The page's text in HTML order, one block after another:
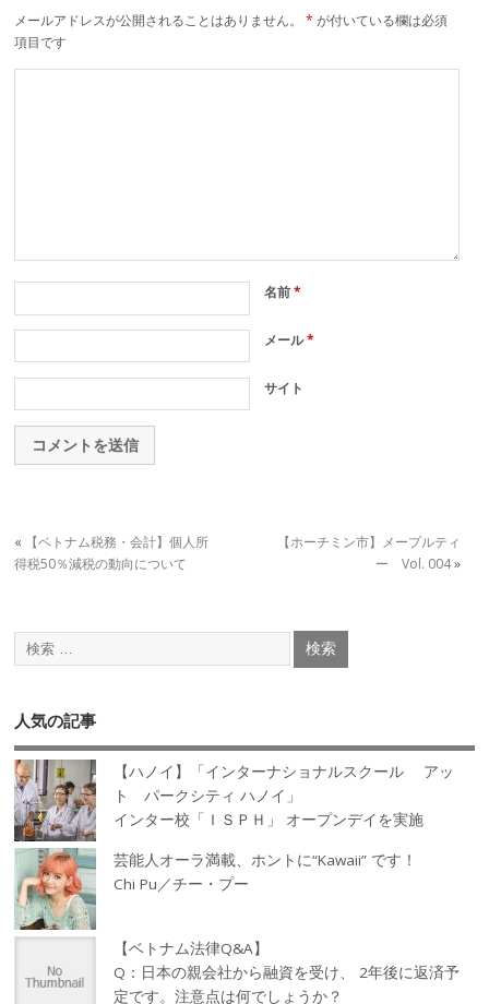
メールアドレスが公開されることはありません。 * が付いている欄は必須
項目です
名前*
メール*
サイト
«
【ベトナム税務・会計】個人所
得税50％減税の動向について
【ホーチミン市】メープルティ
ー Vol. 004»
人気の記事
【ハノイ】「インターナショナルスクール アッ
ト パークシティ ハノイ」
インター校「ＩＳＰＨ」 オープンデイを実施
芸能人オーラ満載、ホントに“Kawaii” です！
Chi Pu／チー・プー
【ベトナム法律Q&A】
Q：日本の親会社から融資を受け、 2年後に返済予
定です。注意点は何でしょうか？